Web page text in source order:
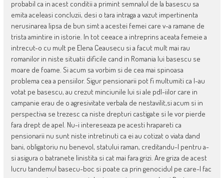
probabil ca in acest conditii a primint semnalul de la basescu sa
emita aceleasi concluzii, desi o tara intraga a vazut impertinenta
nerusinarea lipsa de bun simt a acestei femei care v-a ramane de
trista amintire in istorie. In tot ceeace a intreprins aceata femeie a
intrecut-o cu mult pe Elena Ceausecu si a facut mult mai rau
romanilor in niste situatii dificile cand in Romania lui basescu se
moare de foame. Si acum sa vorbim si de cea mai spinoasa
problema cea a pensiilor. Sigur pensionarii pot fi multumiti ca l-au
votat pe basescu, au crezut minciunile lui si ale pdl-iilor care in
campanie erau de o agresivitate verbala de nestavilit,si acum si in
perspectiva se trezesc ca niste drepturi castigate si le vor pierde
fara drept de apel. Nu-i intereseaza pe acesti hrapareti ca
pensionarii nu sunt niste intretinuti ca ei au cotizat o viata dand
bani, obligatoriu nu benevol, statului raman, creditandu-l pentru a-
si asigura o batranete linistita si cat mai fara grizi. Are griza de acest
lucru tandemul basecu-boc si poate ca prin genocidul pe care-l fac